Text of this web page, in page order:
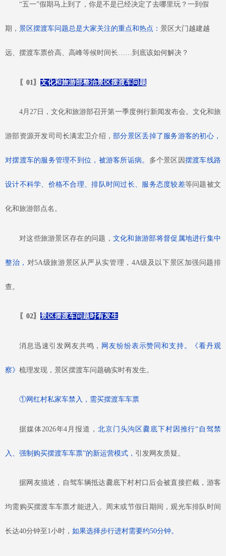
“五一”假期马上到了，你是不是已经决定了去哪里玩？一到假
期， 景区摆渡车问题总是大家关注的重点和热点： 景区大门越建越
远、摆渡车票价高、高峰等候时间长……到底该如何解决？
〖01 〗文化和旅游部整治景区摆渡车问题
4月27日，文化和旅游部召开第一季度例行新闻发布会。文化和旅
游部资源开发司司长满宏卫介绍，部分景区丢掉了服务游客的初心，
对摆渡车的服务管理不到位，被游客所诟病。 多个景区因摆渡车线路
设计不科学、价格不合理、排队时间过长、服务态度较差等问题被文
化和旅游部点名。
对这些旅游景区存在的问题， 文化和旅游部将督促属地进行集中
整治， 对5A级旅游景区从严从实管理，4A级及以下景区加强问题排
查。
〖02〗景区摆渡车问题时有发生
消息迅速引发网友共鸣， 网友纷纷表示赞同和支持。《看丹观
察》 梳理发现，景区摆渡车问题确实时有发生。
①网红村私家车禁入，需买摆渡车车票
据媒体2026年4月报道， 北京门头沟区爨底下村因推行“自驾禁
入、强制购买摆渡车车票”的新运营模式， 引发网友质疑。
据网友描述，自驾车辆抵达爨底下村村口后会被直接拦截，游客
均需购买摆渡车车票才能进入。周末或节假日期间，观光车排队时间
长达40分钟至1小时， 如果选择步行进村需要约50分钟。